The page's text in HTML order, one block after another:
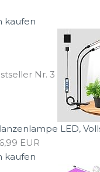
kaufen
Nr. 3
LED,
EUR
kaufen